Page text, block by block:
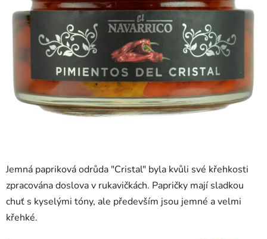
Jemná papriková odrůda "Cristal" byla kvůli své křehkosti
zpracována doslova v rukavičkách. Papričky mají sladkou
chuť s kyselými tóny, ale především jsou jemné a velmi
křehké.